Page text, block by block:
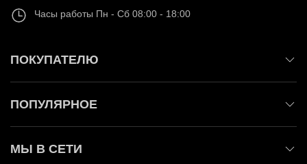
Часы работы Пн - Сб 08:00 - 18:00
ПОКУПАТЕЛЮ
ПОПУЛЯРНОЕ
МЫ В СЕТИ